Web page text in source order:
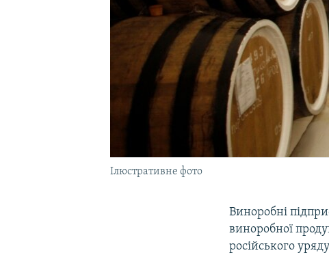
Ілюстративне фото
Виноробні
виноробної
російського